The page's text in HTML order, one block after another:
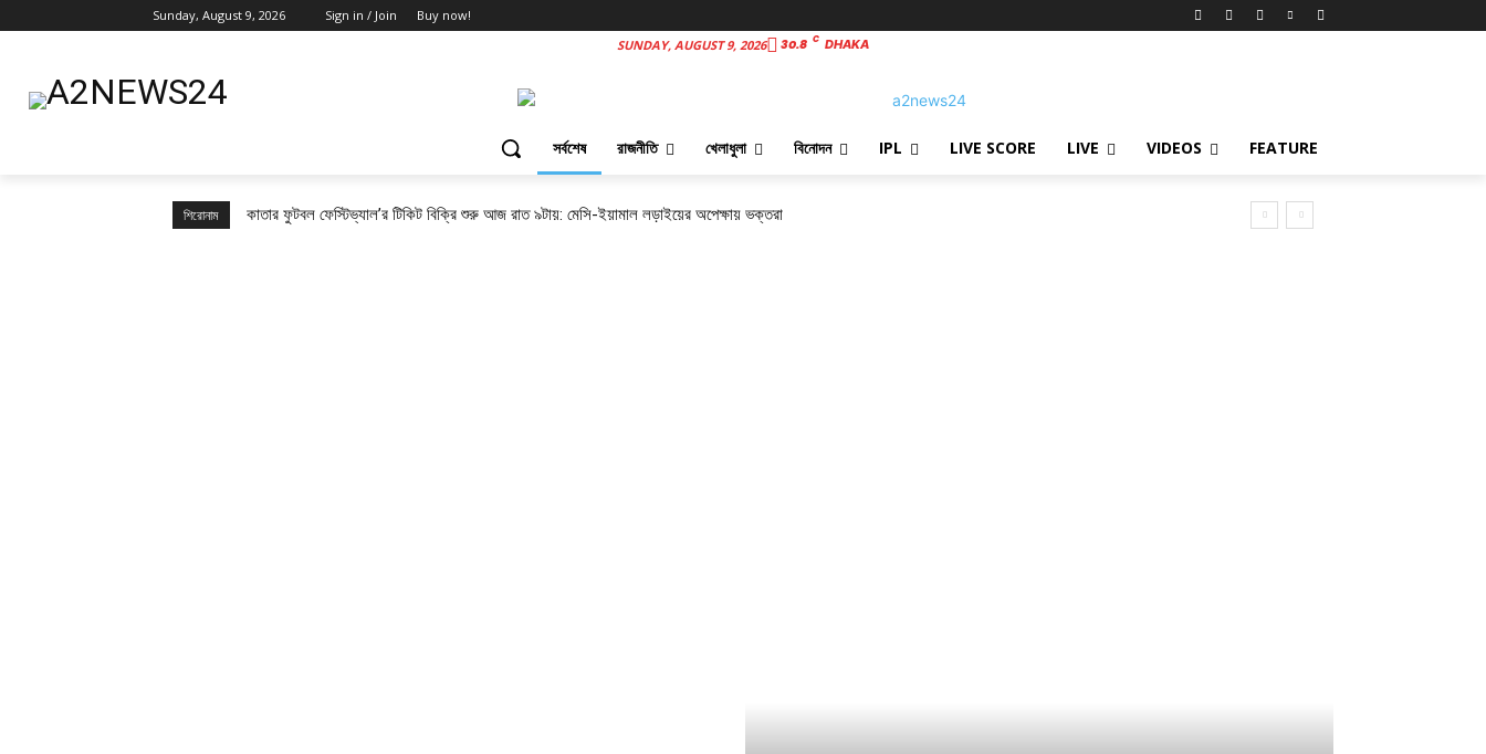
Sunday, August 9, 2026 Sign in / Join
Buy now!
SUNDAY, AUGUST 9, 2026
30.8 C DHAKA
সর্বশেষ রাজনীতি খেলাধুলা বিনোদন IPL LIVE SCORE LIVE VIDEOS FEATURE
শিরোনাম কাতার ফুটবল ফেস্টিভ্যাল’র টিকিট বিক্রি শুরু আজ রাত ৯টায়: মেসি-ইয়ামাল লড়াইয়ের অপেক্ষায় ভক্তরা